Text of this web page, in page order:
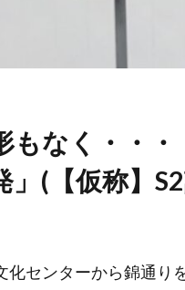
もなく・・
」(【仮称】
化センターから錦通り